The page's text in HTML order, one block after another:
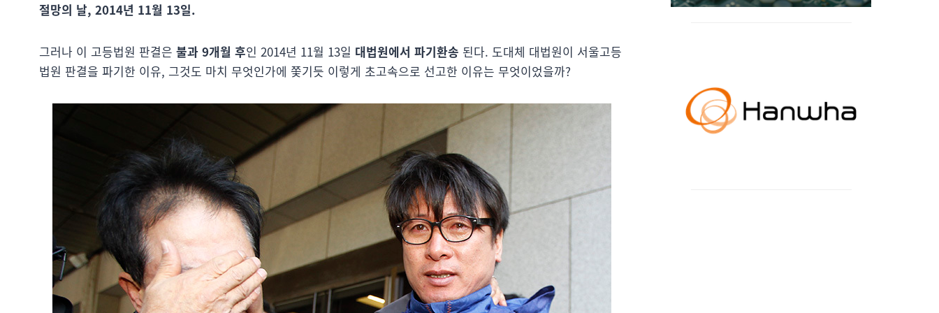
절망의 날, 2014년 11월 13일.
그러나 이 고등법원 판결은 불과 9개월 후인 2014년 11월 13일 대법원에서 파기환송 된다. 도대체 대법원이 서울고등
법원 판결을 파기한 이유, 그것도 마치 무엇인가에 쫓기듯 이렇게 초고속으로 선고한 이유는 무엇이었을까?